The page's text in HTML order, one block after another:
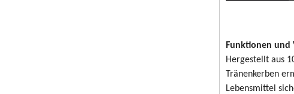
Funktionen und
Hergestellt aus
Tränenkerben
Lebensmittel